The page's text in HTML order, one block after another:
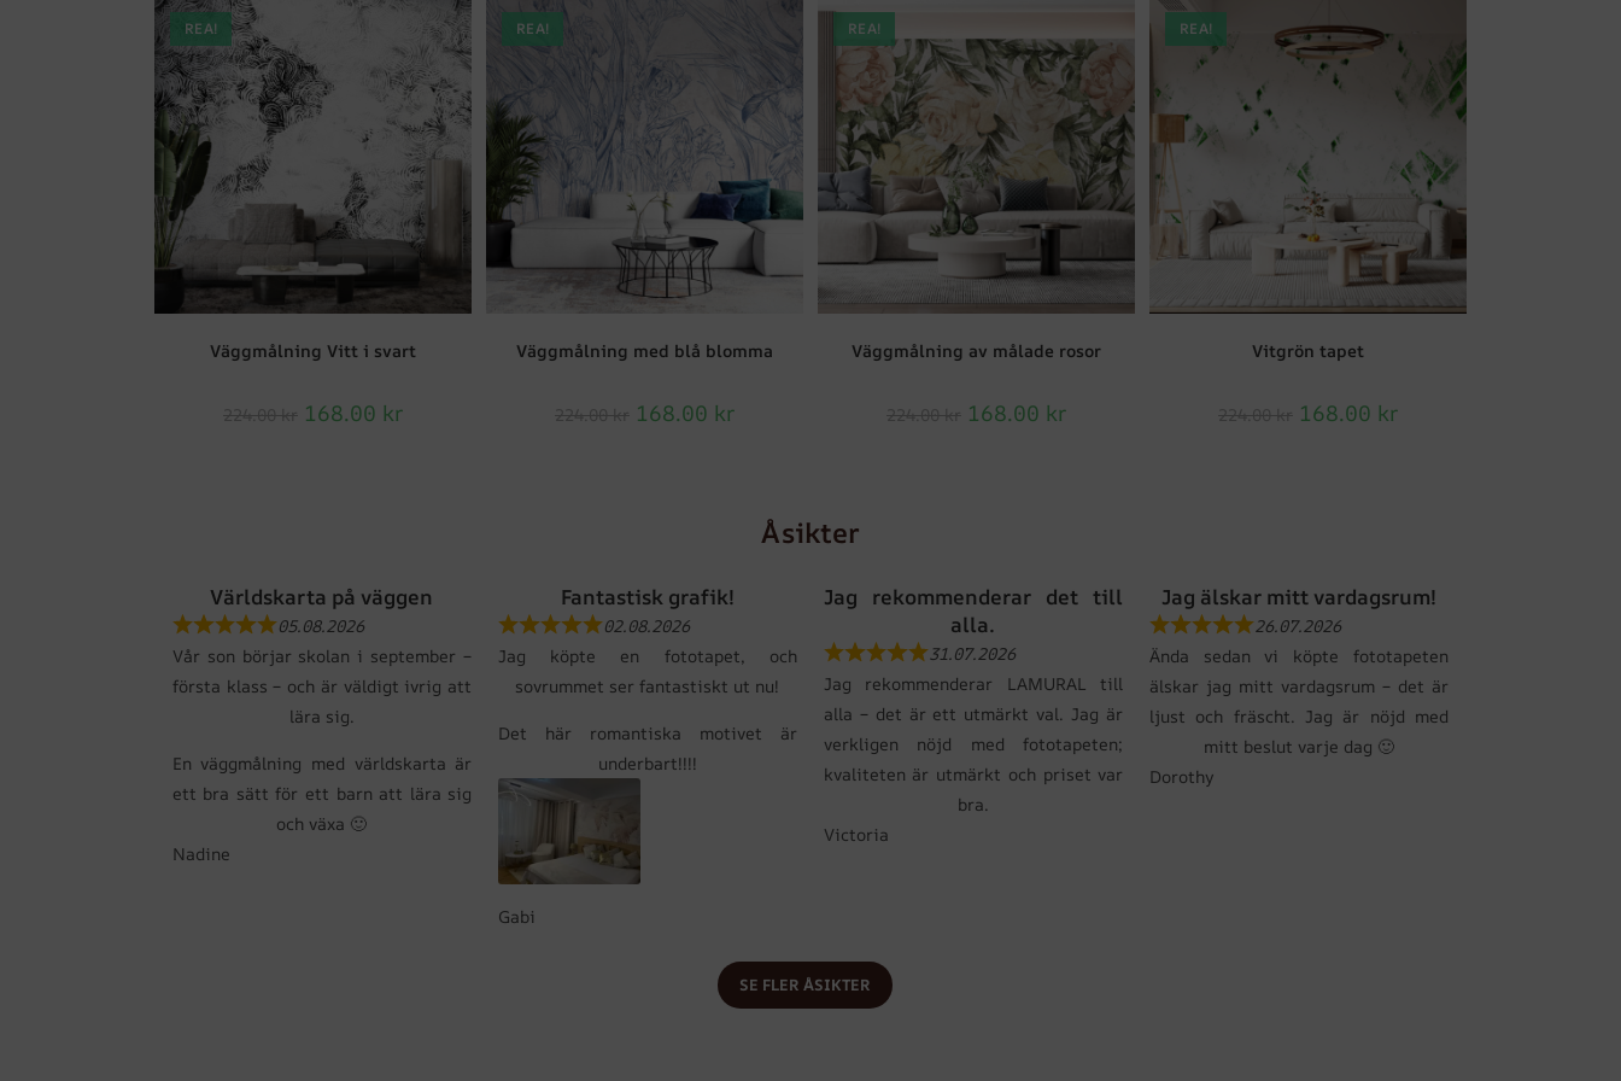
REA!
Väggmålning Vitt i svart
168.00 kr
REA!
Väggmålning med blå blomma
168.00 kr
REA!
Väggmålning av målade rosor
168.00 kr
REA!
Vitgrön tapet
168.00 kr
Åsikter
Världskarta på väggen
05.08.2026
Vår son börjar skolan i september –
första klass – och är väldigt ivrig att
lära sig.
En väggmålning med världskarta är
ett bra sätt för ett barn att lära sig
och växa 🙂
Nadine
Fantastisk grafik!
02.08.2026
Jag köpte en fototapet, och
sovrummet ser fantastiskt ut nu!
Det här romantiska motivet är
underbart!!!!
Gabi
Jag rekommenderar det till
alla.
31.07.2026
Jag rekommenderar LAMURAL till
alla – det är ett utmärkt val. Jag är
verkligen nöjd med fototapeten;
kvaliteten är utmärkt och priset var
bra.
Victoria
Jag älskar mitt vardagsrum!
26.07.2026
Ända sedan vi köpte fototapeten
älskar jag mitt vardagsrum – det är
ljust och fräscht. Jag är nöjd med
mitt beslut varje dag 🙂
Dorothy
SE FLER ÅSIKTER